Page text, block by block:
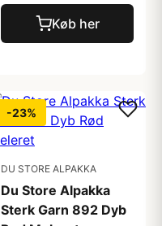
Køb her
-23%
DU STORE ALPAKKA
Du Store Alpakka
Sterk Garn 892 Dyb